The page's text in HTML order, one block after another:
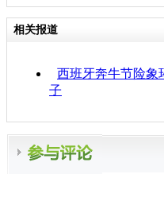
相关报道
西班牙奔牛节险象
子